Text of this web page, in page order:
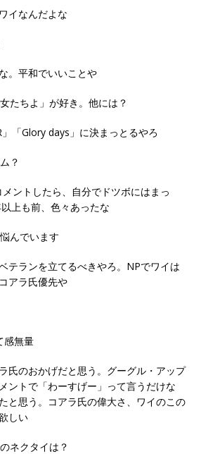
イなんだよな
。平和でいいことや
たちよ」が好き。他には？
」「Glory days」に決まっとるやろ
？
ントしたら、自分でドツボにはまっ
上も前、色々あったな
んでいます
テランを立てるべきやろ。NPでワイは
アラ氏優先や
感無量
氏のおかげだと思う。グーグル・アップ
ントで「わーすげー」って言うだけな
と思う。コアラ氏の偉大さ、ワイのこの
しい
ネクタイは？